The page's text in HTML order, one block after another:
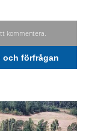
kommentera.
och förfrågan